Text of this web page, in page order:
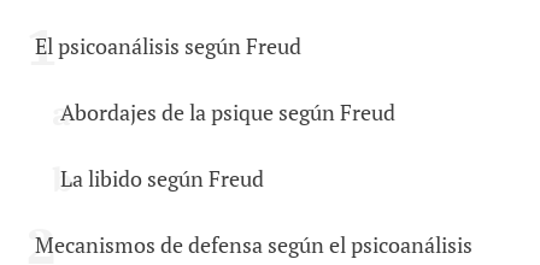
El psicoanálisis según Freud
Abordajes de la psique según Freud
La libido según Freud
Mecanismos de defensa según el psicoanálisis